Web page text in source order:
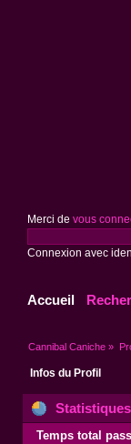
Merci de vous
Connexion avec
Accueil
Cannibal Caniche »
Infos du Profil
Temps total